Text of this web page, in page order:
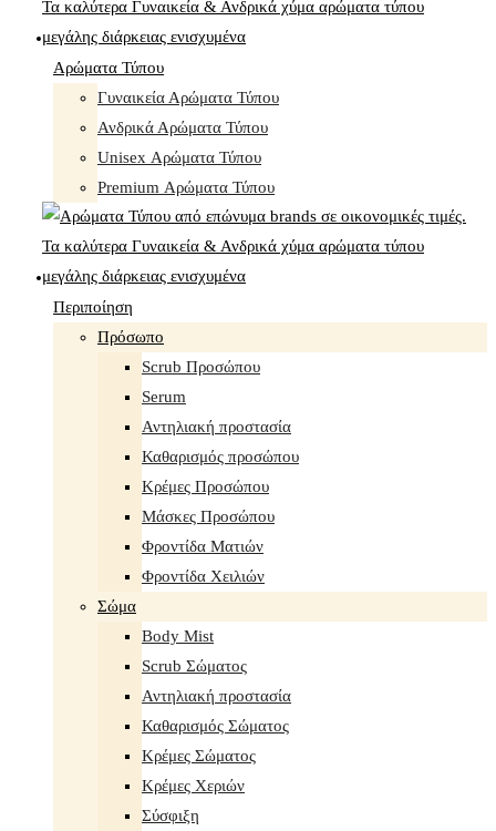
Αρώματα Τύπου
Γυναικεία Αρώματα Τύπου
Ανδρικά Αρώματα Τύπου
Unisex Αρώματα Τύπου
Premium Αρώματα Τύπου
Περιποίηση
Πρόσωπο
Scrub Προσώπου
Serum
Αντηλιακή προστασία
Καθαρισμός προσώπου
Κρέμες Προσώπου
Μάσκες Προσώπου
Φροντίδα Ματιών
Φροντίδα Χειλιών
Σώμα
Body Mist
Scrub Σώματος
Αντηλιακή προστασία
Καθαρισμός Σώματος
Κρέμες Σώματος
Κρέμες Χεριών
Σύσφιξη